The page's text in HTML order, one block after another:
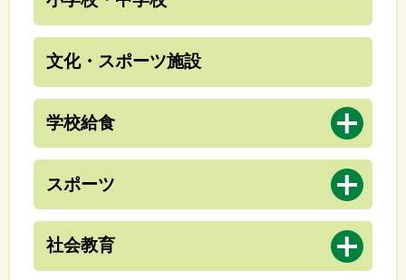
文化・スポーツ施設
学校給食
開
く
スポーツ
開
く
社会教育
開
く